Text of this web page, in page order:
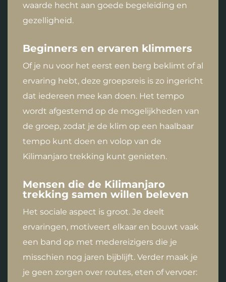
waarde hecht aan goede begeleiding en
gezelligheid.
Beginners en ervaren klimmers
Of je nu voor het eerst een berg beklimt of al
ervaring hebt, deze groepsreis is zo ingericht
dat iedereen mee kan doen. Het tempo
wordt afgestemd op de mogelijkheden van
de groep, zodat je de klim op een haalbaar
tempo kunt doen en volop van de
Kilimanjaro trekking kunt genieten.
Mensen die de Kilimanjaro
trekking samen willen beleven
Het sociale aspect is groot. Je deelt
ervaringen, motiveert elkaar en bouwt vaak
een band op met medereizigers die je
misschien nog jaren bijblijft. Verder maak je
je geen zorgen over routes, eten of vervoer: